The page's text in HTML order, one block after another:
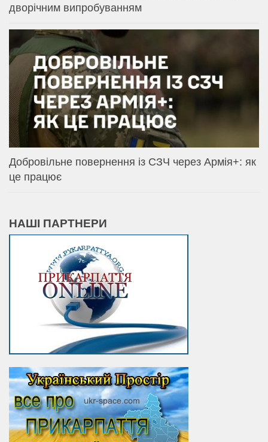
дворічним випробуванням
Добровільне повернення із СЗЧ через Армія+: як
це працює
НАШІ ПАРТНЕРИ